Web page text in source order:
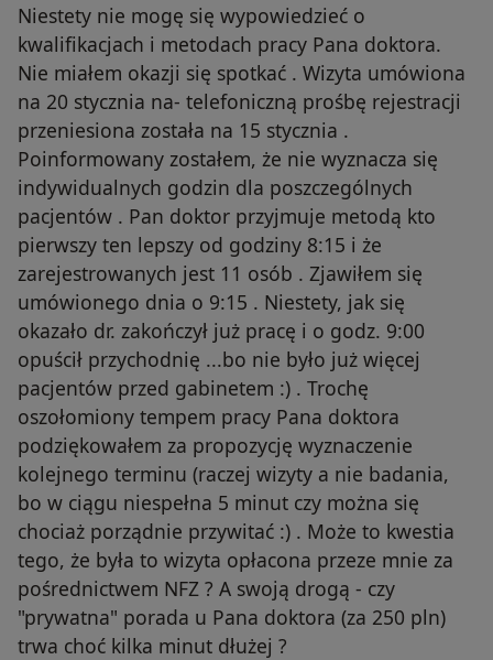
Niestety nie mogę się wypowiedzieć o
kwalifikacjach i metodach pracy Pana doktora.
Nie miałem okazji się spotkać . Wizyta umówiona
na 20 stycznia na- telefoniczną prośbę rejestracji
przeniesiona została na 15 stycznia .
Poinformowany zostałem, że nie wyznacza się
indywidualnych godzin dla poszczególnych
pacjentów . Pan doktor przyjmuje metodą kto
pierwszy ten lepszy od godziny 8:15 i że
zarejestrowanych jest 11 osób . Zjawiłem się
umówionego dnia o 9:15 . Niestety, jak się
okazało dr. zakończył już pracę i o godz. 9:00
opuścił przychodnię ...bo nie było już więcej
pacjentów przed gabinetem :) . Trochę
oszołomiony tempem pracy Pana doktora
podziękowałem za propozycję wyznaczenie
kolejnego terminu (raczej wizyty a nie badania,
bo w ciągu niespełna 5 minut czy można się
chociaż porządnie przywitać :) . Może to kwestia
tego, że była to wizyta opłacona przeze mnie za
pośrednictwem NFZ ? A swoją drogą - czy
"prywatna" porada u Pana doktora (za 250 pln)
trwa choć kilka minut dłużej ?